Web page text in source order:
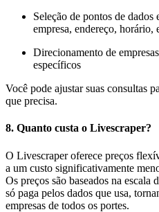
Seleção de pontos de
empresa, endereço, horário,
Direcionamento de
específicos
Você pode ajustar suas consultas
que precisa.
8. Quanto custa o Livescraper?
O Livescraper oferece preços
a um custo significativamente
Os preços são baseados na escala
só paga pelos dados que usa,
empresas de todos os portes.